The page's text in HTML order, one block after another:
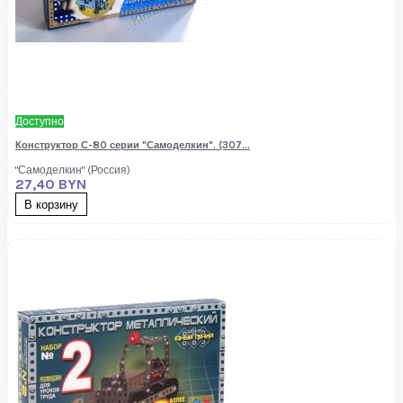
Доступно
Конструктор С-80 серии "Самоделкин". (307...
"Самоделкин" (Россия)
27,40 BYN
В корзину